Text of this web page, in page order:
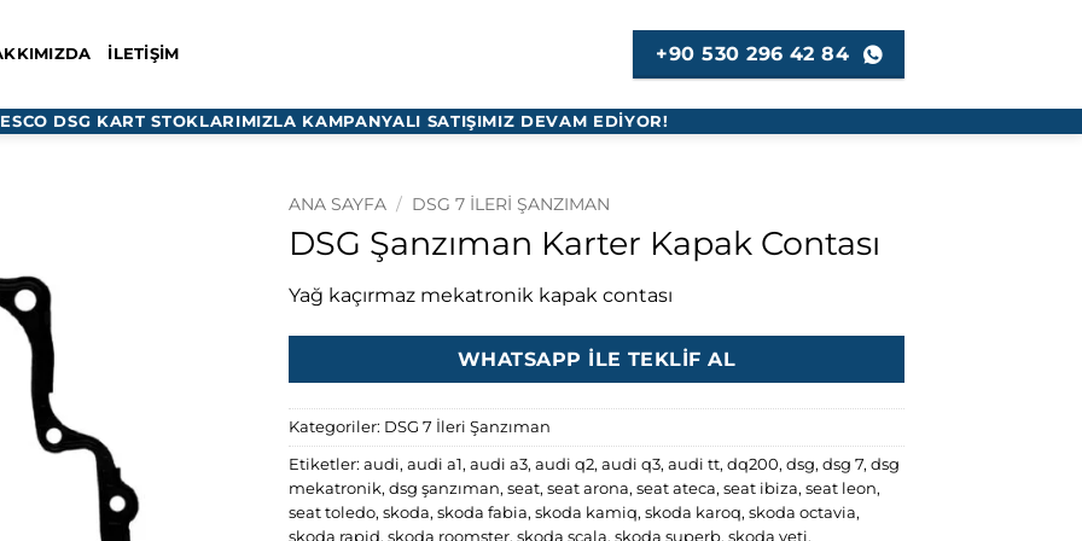
İLETIŞIM +90 530 296 42 84
DSG KART STOKLARIMIZLA KAMPANYALI SATIŞIMIZ DEVAM EDİYOR!
ANA SAYFA / DSG 7 İLERI ŞANZIMAN
DSG Şanzıman Karter Kapak Contası
Yağ kaçırmaz mekatronik kapak contası
WHATSAPP ILE TEKLIF AL
Kategoriler: DSG 7 İleri Şanzıman
Etiketler: audi, audi a1, audi a3, audi q2, audi q3, audi tt, dq200, dsg, dsg 7, dsg
mekatronik, dsg şanzıman, seat, seat arona, seat ateca, seat ibiza, seat leon,
seat toledo, skoda, skoda fabia, skoda kamiq, skoda karoq, skoda octavia,
skoda rapid, skoda roomster, skoda scala, skoda superb, skoda yeti,